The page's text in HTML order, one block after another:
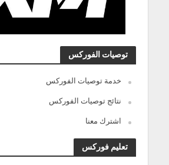
توصيات الفوركس
خدمة توصيات الفوركس
نتائج توصيات الفوركس
اشترك معنا
تعليم فوركس